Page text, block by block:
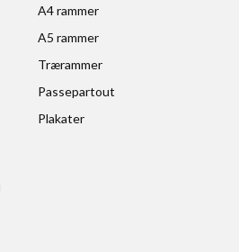
A4 rammer
A5 rammer
Trærammer
Passepartout
Plakater